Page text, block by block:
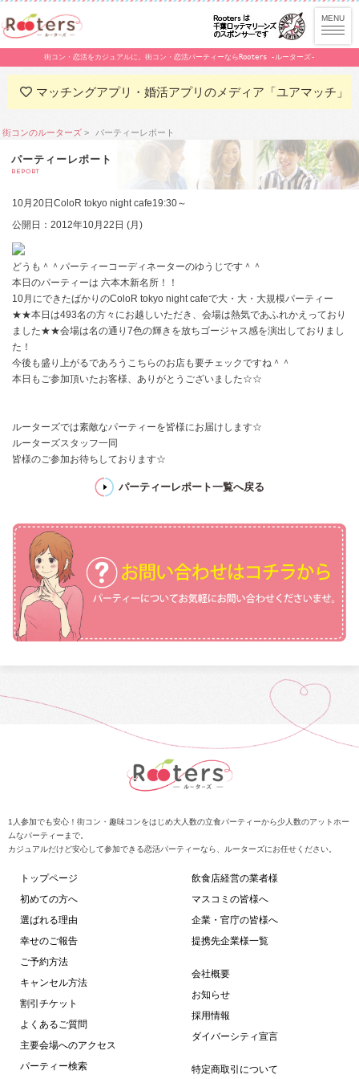
街コン・恋活をカジュアルに。街コン・恋活パーティーならRooters -ルーターズ-
マッチングアプリ・婚活アプリのメディア「ユアマッチ」
街コンのルーターズ パーティーレポート
パーティーレポート
REPORT
10月20日ColoR tokyo night cafe19:30～
公開日：2012年10月22日 (月)
どうも＾＾パーティーコーディネーターのゆうじです＾＾
本日のパーティーは 六本木新名所！！
10月にできたばかりのColoR tokyo night cafeで大・大・大規模パーティー
★★本日は493名の方々にお越しいただき、会場は熱気であふれかえっており
ました★★会場は名の通り7色の輝きを放ちゴージャス感を演出しておりまし
た！
今後も盛り上がるであろうこちらのお店も要チェックですね＾＾
本日もご参加頂いたお客様、ありがとうございました☆☆
ルーターズでは素敵なパーティーを皆様にお届けします☆
ルーターズスタッフ一同
皆様のご参加お待ちしております☆
パーティーレポート一覧へ戻る
1人参加でも安心！街コン・趣味コンをはじめ大人数の立食パーティーから少人数のアットホー
ムなパーティーまで。
カジュアルだけど安心して参加できる恋活パーティーなら、ルーターズにお任せください。
トップページ
初めての方へ
選ばれる理由
幸せのご報告
ご予約方法
キャンセル方法
割引チケット
よくあるご質問
主要会場へのアクセス
パーティー検索
飲食店経営の業者様
マスコミの皆様へ
企業・官庁の皆様へ
提携先企業様一覧
会社概要
お知らせ
採用情報
ダイバーシティ宣言
特定商取引について